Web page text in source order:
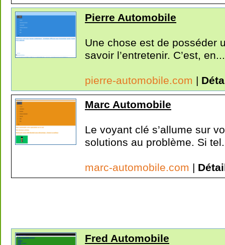
Pierre Automobile
Une chose est de posséder
savoir l’entretenir. C’est, en...
pierre-automobile.com |
Marc Automobile
Le voyant clé s’allume sur
solutions au problème. Si
marc-automobile.com |
Fred Automobile